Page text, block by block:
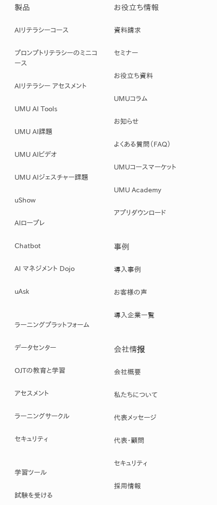
製品
AIリテラシーコース
プロンプトリテラシーのミニコ
ース
AIリテラシー アセスメント
UMU AI Tools
UMU AI課題
UMU AIビデオ
UMU AIジェスチャー課題
uShow
AIロープレ
Chatbot
AI マネジメント Dojo
uAsk
ラーニングプラットフォーム
データセンター
OJTの教育と学習
アセスメント
ラーニングサークル
セキュリティ
学習ツール
試験を受ける
お役立ち情報
資料請求
セミナー
お役立ち資料
UMUコラム
お知らせ
よくある質問（FAQ）
UMUコースマーケット
UMU Academy
アプリダウンロード
事例
導入事例
お客様の声
導入企業一覧
会社情报
会社概要
私たちについて
代表メッセージ
代表・顧問
セキュリティ
採用情報